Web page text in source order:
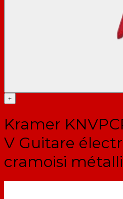
+
Kramer
V Guitare
cramoisi